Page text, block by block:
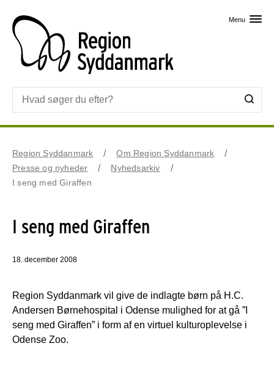
Menu
Region Syddanmark
Om Region Syddanmark
Presse og nyheder
Nyhedsarkiv
I seng med Giraffen
I seng med Giraffen
18. december 2008
Region Syddanmark vil give de indlagte børn på H.C.
Andersen Børnehospital i Odense mulighed for at gå ”I
seng med Giraffen” i form af en virtuel kulturoplevelse i
Odense Zoo.